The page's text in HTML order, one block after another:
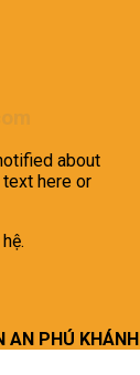
about
here or
AN PHÚ KHÁNH